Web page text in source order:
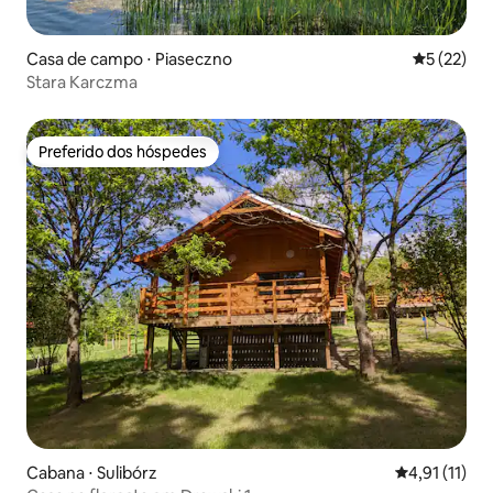
Casa de campo ⋅ Piaseczno 5 de uma
5 (22)
Stara Karczma
Preferido dos hóspedes
Preferido dos hóspedes
Cabana ⋅ Sulibórz 4,91 de uma
4,91 (11)